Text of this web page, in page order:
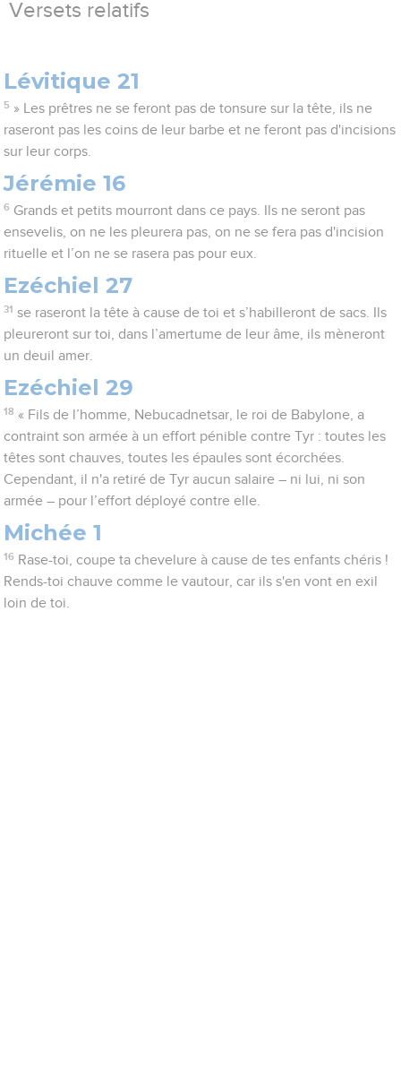
Versets relatifs
Lévitique 21
5 » Les prêtres ne se feront pas de tonsure sur la tête, ils ne
raseront pas les coins de leur barbe et ne feront pas d'incisions
sur leur corps.
Jérémie 16
6 Grands et petits mourront dans ce pays. Ils ne seront pas
ensevelis, on ne les pleurera pas, on ne se fera pas d'incision
rituelle et l’on ne se rasera pas pour eux.
Ezéchiel 27
31 se raseront la tête à cause de toi et s’habilleront de sacs. Ils
pleureront sur toi, dans l’amertume de leur âme, ils mèneront
un deuil amer.
Ezéchiel 29
18 « Fils de l’homme, Nebucadnetsar, le roi de Babylone, a
contraint son armée à un effort pénible contre Tyr : toutes les
têtes sont chauves, toutes les épaules sont écorchées.
Cependant, il n'a retiré de Tyr aucun salaire – ni lui, ni son
armée – pour l’effort déployé contre elle.
Michée 1
16 Rase-toi, coupe ta chevelure à cause de tes enfants chéris !
Rends-toi chauve comme le vautour, car ils s'en vont en exil
loin de toi.